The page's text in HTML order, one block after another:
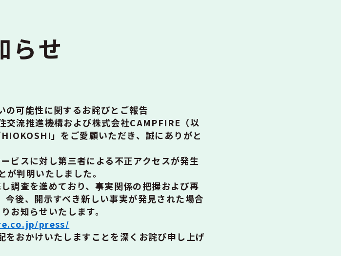
らせ
の可能性に関するお詫びとご報告
交流推進機構および株式会社CAMPFIRE（以
」をご愛顧いただき、誠にありがと
ビスに対し第三者による不正アクセスが発生
判明いたしました。
調査を進めており、事実関係の把握および再
後、開示すべき新しい事実が発見された場合
お知らせいたします。
press/
おかけいたしますことを深くお詫び申し上げ